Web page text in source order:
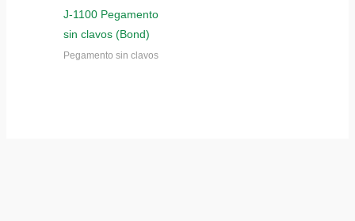
J-1100 Pegamento
sin clavos (Bond)
Pegamento sin clavos